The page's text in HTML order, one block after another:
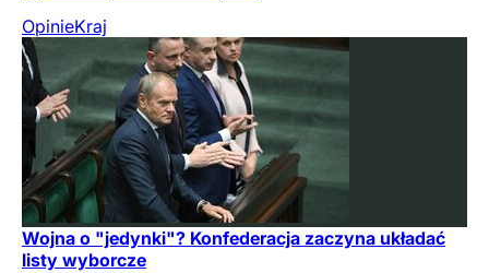
OpinieKraj
Wojna o "jedynki"? Konfederacja zaczyna układać
listy wyborcze